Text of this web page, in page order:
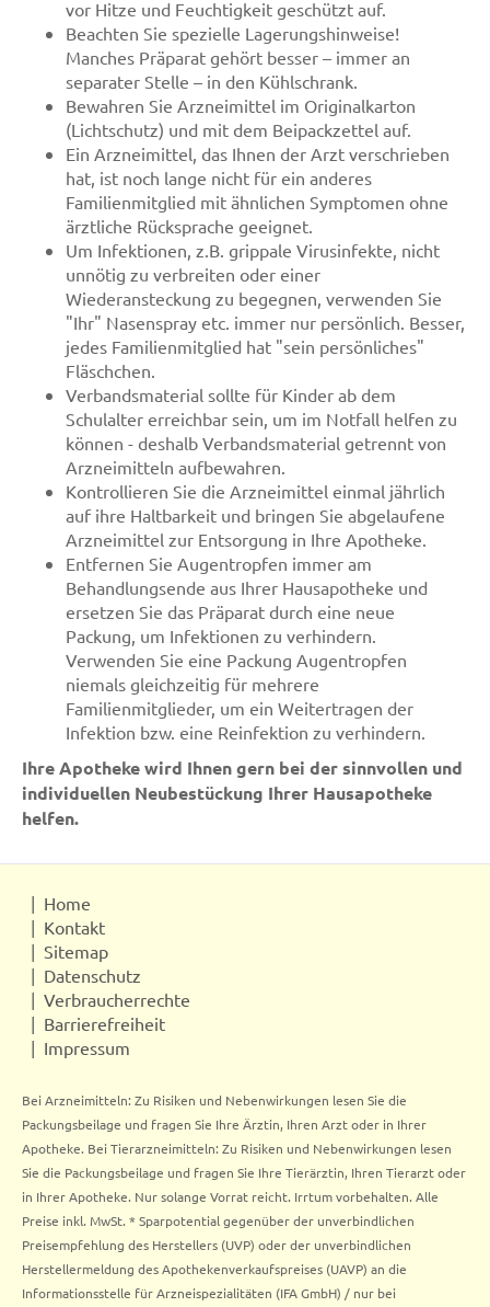
vor Hitze und Feuchtigkeit geschützt auf.
Beachten Sie spezielle Lagerungshinweise!
Manches Präparat gehört besser – immer an
separater Stelle – in den Kühlschrank.
Bewahren Sie Arzneimittel im Originalkarton
(Lichtschutz) und mit dem Beipackzettel auf.
Ein Arzneimittel, das Ihnen der Arzt verschrieben
hat, ist noch lange nicht für ein anderes
Familienmitglied mit ähnlichen Symptomen ohne
ärztliche Rücksprache geeignet.
Um Infektionen, z.B. grippale Virusinfekte, nicht
unnötig zu verbreiten oder einer
Wiederansteckung zu begegnen, verwenden Sie
"Ihr" Nasenspray etc. immer nur persönlich. Besser,
jedes Familienmitglied hat "sein persönliches"
Fläschchen.
Verbandsmaterial sollte für Kinder ab dem
Schulalter erreichbar sein, um im Notfall helfen zu
können - deshalb Verbandsmaterial getrennt von
Arzneimitteln aufbewahren.
Kontrollieren Sie die Arzneimittel einmal jährlich
auf ihre Haltbarkeit und bringen Sie abgelaufene
Arzneimittel zur Entsorgung in Ihre Apotheke.
Entfernen Sie Augentropfen immer am
Behandlungsende aus Ihrer Hausapotheke und
ersetzen Sie das Präparat durch eine neue
Packung, um Infektionen zu verhindern.
Verwenden Sie eine Packung Augentropfen
niemals gleichzeitig für mehrere
Familienmitglieder, um ein Weitertragen der
Infektion bzw. eine Reinfektion zu verhindern.
Ihre Apotheke wird Ihnen gern bei der sinnvollen und
individuellen Neubestückung Ihrer Hausapotheke
helfen.
Home
Kontakt
Sitemap
Datenschutz
Verbraucherrechte
Barrierefreiheit
Impressum
Bei Arzneimitteln: Zu Risiken und Nebenwirkungen lesen Sie die
Packungsbeilage und fragen Sie Ihre Ärztin, Ihren Arzt oder in Ihrer
Apotheke. Bei Tierarzneimitteln: Zu Risiken und Nebenwirkungen lesen
Sie die Packungsbeilage und fragen Sie Ihre Tierärztin, Ihren Tierarzt oder
in Ihrer Apotheke. Nur solange Vorrat reicht. Irrtum vorbehalten. Alle
Preise inkl. MwSt. * Sparpotential gegenüber der unverbindlichen
Preisempfehlung des Herstellers (UVP) oder der unverbindlichen
Herstellermeldung des Apothekenverkaufspreises (UAVP) an die
Informationsstelle für Arzneispezialitäten (IFA GmbH) / nur bei